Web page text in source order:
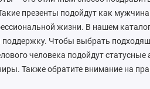
презенты подойдут как
жизни. В нашем
Чтобы выбрать
человека подойдут статусные
Также обратите внимание на